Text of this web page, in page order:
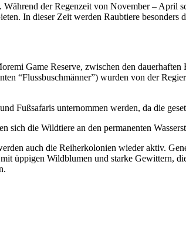
der Regenzeit von November –
In dieser Zeit werden Raubtiere besonders
Game Reserve, zwischen den
“Flussbuschmänner”) wurden von der
Fußsafaris unternommen werden, da die
die Wildtiere an den permanenten
auch die Reiherkolonien wieder aktiv.
üppigen Wildblumen und starke Gewittern,